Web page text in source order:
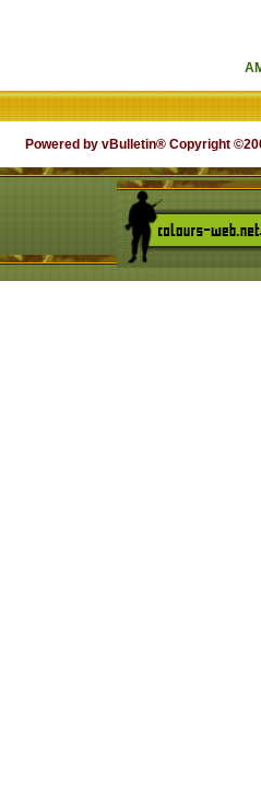
Powered by vBulletin® Copyright